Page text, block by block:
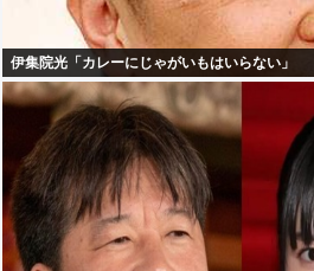
伊集院光「カレーにじゃがいもはいらない」